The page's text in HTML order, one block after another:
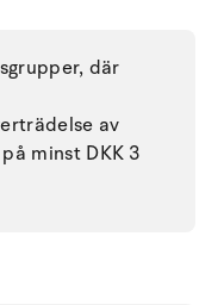
där
av
minst DKK 3